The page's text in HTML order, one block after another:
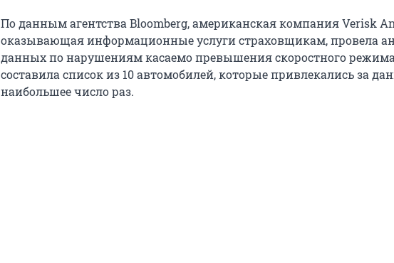
По данным агентства Bloomberg, американская компания Verisk
оказывающая информационные услуги страховщикам, провела
данных по нарушениям касаемо превышения скоростного
составила список из 10 автомобилей, которые привлекались за
наибольшее число раз.